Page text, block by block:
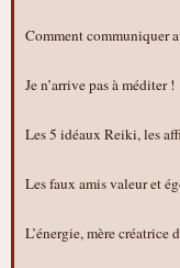
Comment communiquer
Je n’arrive pas à méditer !
Les 5 idéaux Reiki, les
Les faux amis valeur et
L’énergie, mère créatrice